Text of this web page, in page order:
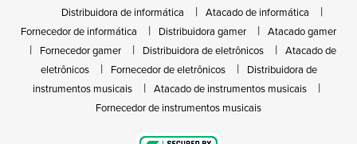
Distribuidora de informática
Atacado de informática
Fornecedor de informática
Distribuidora gamer
Atacado gamer
Fornecedor gamer
Distribuidora de eletrônicos
Atacado de
eletrônicos
Fornecedor de eletrônicos
Distribuidora de
instrumentos musicais
Atacado de instrumentos musicais
Fornecedor de instrumentos musicais